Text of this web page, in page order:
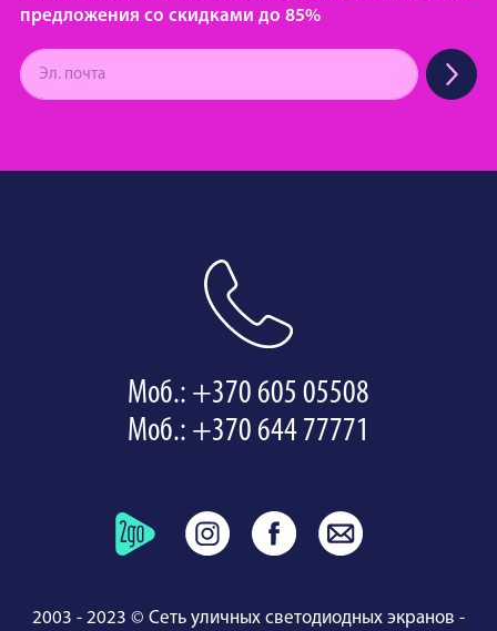
предложения со скидками до 85%
Моб.: +370 605 05508
Моб.: +370 644 77771
2003 - 2023 © Сеть уличных светодиодных экранов -